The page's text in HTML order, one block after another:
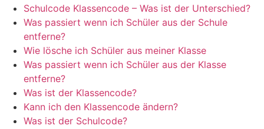
Schulcode Klassencode – Was ist der Unterschied?
Was passiert wenn ich Schüler aus der Schule
entferne?
Wie lösche ich Schüler aus meiner Klasse
Was passiert wenn ich Schüler aus der Klasse
entferne?
Was ist der Klassencode?
Kann ich den Klassencode ändern?
Was ist der Schulcode?